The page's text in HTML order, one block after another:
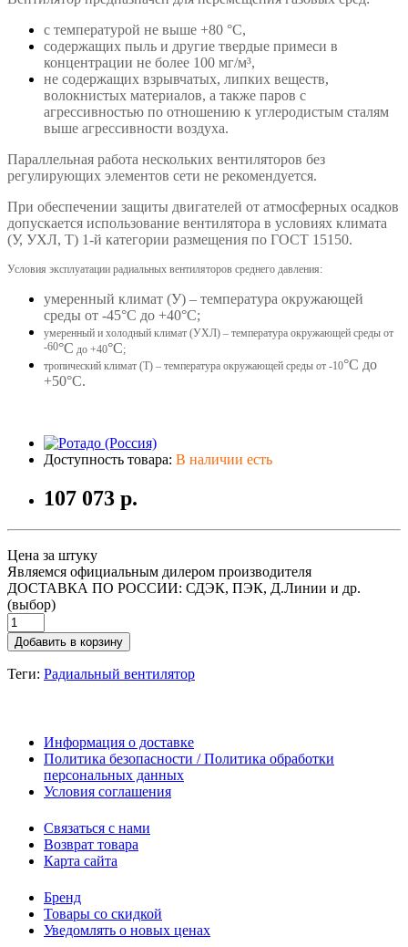
с температурой не выше +80 °С,
содержащих пыль и другие твердые примеси в
концентрации не более 100 мг/м³,
не содержащих взрывчатых, липких веществ,
волокнистых материалов, а также паров с
агрессивностью по отношению к углеродистым сталям
выше агрессивности воздуха.
Параллельная работа нескольких вентиляторов без
регулирующих элементов сети не рекомендуется.
При обеспечении защиты двигателей от атмосферных осадков
допускается использование вентилятора в условиях климата
(У, УХЛ, Т) 1-й категории размещения по ГОСТ 15150.
Условия эксплуатации радиальных вентиляторов среднего давления:
умеренный климат (У) – температура окружающей
среды от -45°С до +40°С;
умеренный и холодный климат (УХЛ) – температура окружающей среды от
-60°С до +40°С;
тропический климат (Т) – температура окружающей среды от -10°С до
+50°С.
Доступность товара: В наличии есть
107 073 р.
Цена за штуку
Являемся официальным дилером производителя
ДОСТАВКА ПО РОССИИ: СДЭК, ПЭК, Д.Линии и др.
(выбор)
Добавить в корзину
Теги: Радиальный вентилятор
Информация о доставке
Политика безопасности / Политика обработки
персональных данных
Условия соглашения
Связаться с нами
Возврат товара
Карта сайта
Бренд
Товары со скидкой
Уведомлять о новых ценах